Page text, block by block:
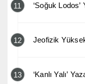
11 ‘Soğuk
12 Jeofizik
13 ‘Kanlı Yalı’